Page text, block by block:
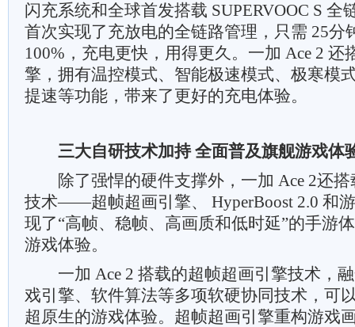
闪充系统和全球首发搭载 SUPERVOOC S 全
首次实现了充放电的全链路管理，只需 25分
100%，充电更快，用得更久。一加 Ace 2 还
擎，拥有温控模式、智能极速模式、极寒模
提速等功能，带来了更好的充电体验。
三大自研技术加持 全面普及旗舰游戏体
除了强悍的硬件支撑外，一加 Ace 2还搭
技术——超帧超画引擎、 HyperBoost 2.0 和
现了“高帧、稳帧、高画质和低时延”的手游
游戏体验。
一加 Ace 2 搭载的超帧超画引擎技术，融
戏引擎、软件算法等多项软硬协同技术，可
超原生的游戏体验。超帧超画引擎重构游戏